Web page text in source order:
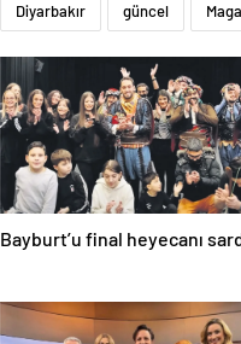
Diyarbakır güncel
Bayburt’u final heyecanı